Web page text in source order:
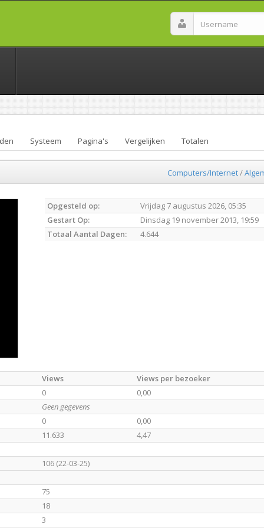
Systeem Pagina's Vergelijken Totalen
Computers/Internet/
Opgesteld op:
Vrijdag 7 augustus 2026, 05:35
Gestart Op:
Dinsdag 19 november 2013, 19:59
Totaal Aantal Dagen:
4.644
Views
Views per bezoeker
0
0,00
Geen gegevens
0
0,00
11.633 4,47
106 (22-03-25)
75
18
3